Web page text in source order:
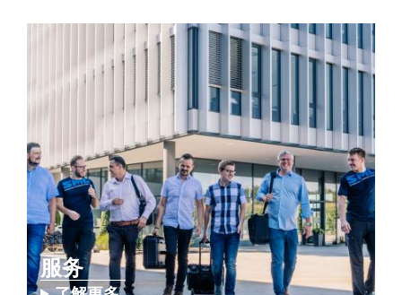
服务